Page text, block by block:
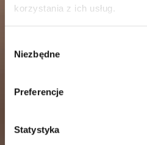
korzystania z ich usług.
zgody
Niezbędne
Preferencje
Statystyka